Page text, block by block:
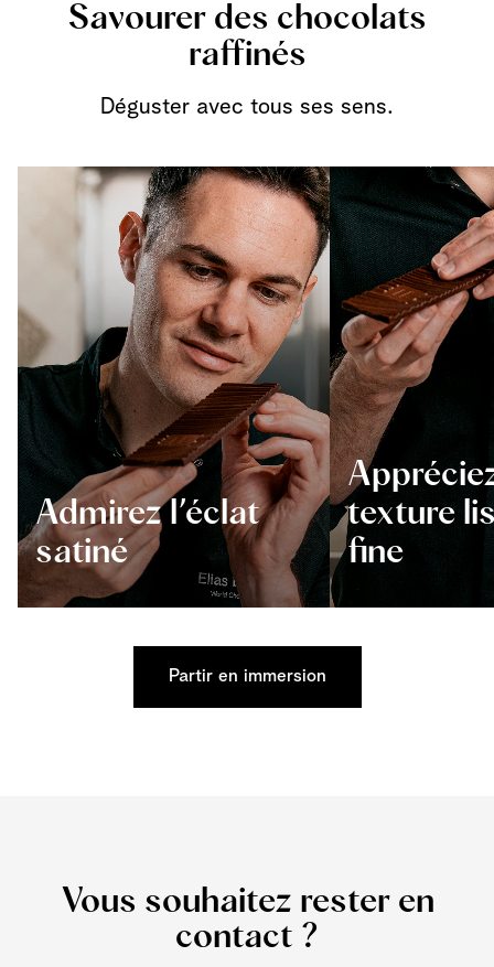
Savourer des chocolats
raffinés
Déguster avec tous ses sens.
Admirez l’éclat
satiné
texture
fine
Partir en immersion
Vous souhaitez rester en
contact ?